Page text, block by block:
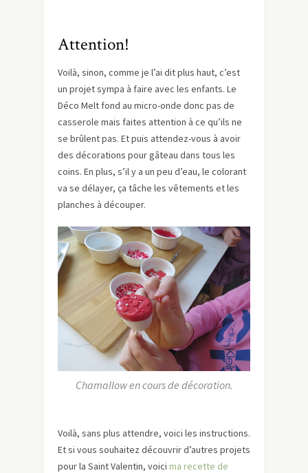
Attention!
Voilà, sinon, comme je l’ai dit plus haut, c’est
un projet sympa à faire avec les enfants. Le
Déco Melt fond au micro-onde donc pas de
casserole mais faites attention à ce qu’ils ne
se brûlent pas. Et puis attendez-vous à avoir
des décorations pour gâteau dans tous les
coins. En plus, s’il y a un peu d’eau, le colorant
va se délayer, ça tâche les vêtements et les
planches à découper.
Chamallow en cours de décoration.
Voilà, sans plus attendre, voici les instructions.
Et si vous souhaitez découvrir d’autres projets
pour la Saint Valentin, voici ma recette de